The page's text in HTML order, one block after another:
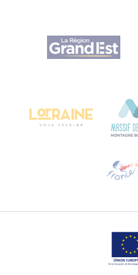
Agence Régionale du
Bureau de Colmar
Sprechen Sie